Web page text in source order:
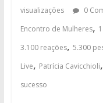
visualizações
0
Encontro de Mulheres,
3.100 reações, 5.300
Live, Patrícia Cavicchioli,
sucesso